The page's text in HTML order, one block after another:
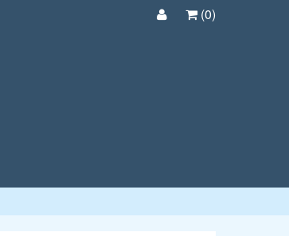
(0)